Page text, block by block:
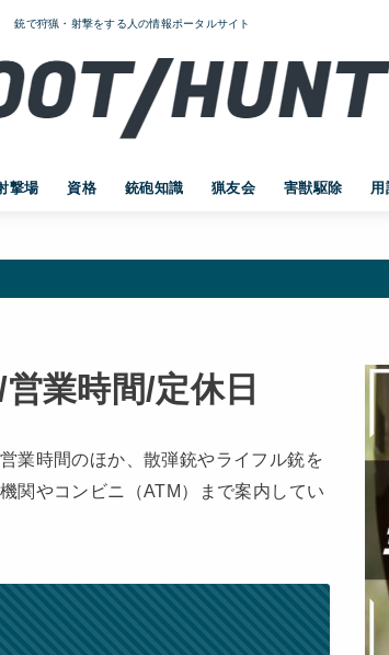
銃で狩猟・射撃をする人の情報ポータルサイト
撃場 資格 銃砲知識 猟友会 害獣駆除 用
業時間/定休日
業時間のほか、散弾銃やライフル銃を
関やコンビニ（ATM）まで案内してい